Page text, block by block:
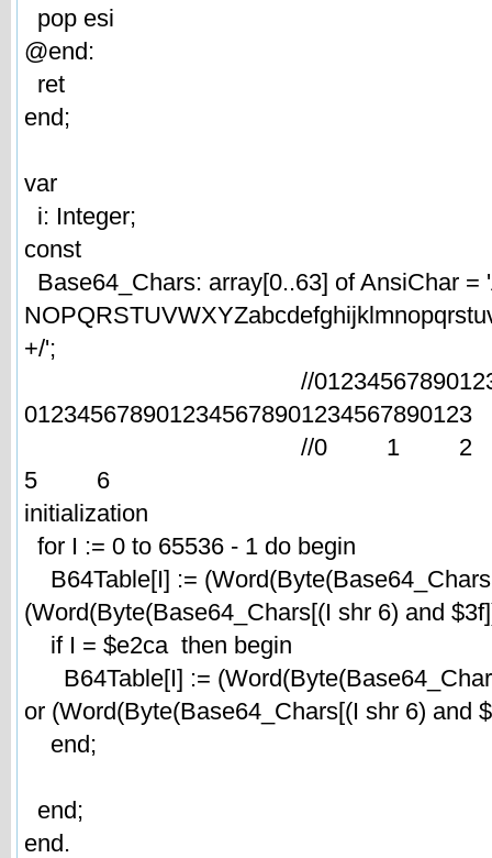
pop esi
@end:
ret
end;
var
i: Integer;
const
Base64_Chars: array[0..63] of AnsiChar =
+/';
//
0123456789012345678901234567890123
//0 1 2
5 6
initialization
for I := 0 to 65536 - 1 do begin
B64Table[I] :=
(Word(Byte(Base64_Chars[(I shr 6) and
if I = $e2ca then begin
B64Table[I] :=
or (Word(Byte(Base64_Chars[(I shr 6) and
end;
end;
end.